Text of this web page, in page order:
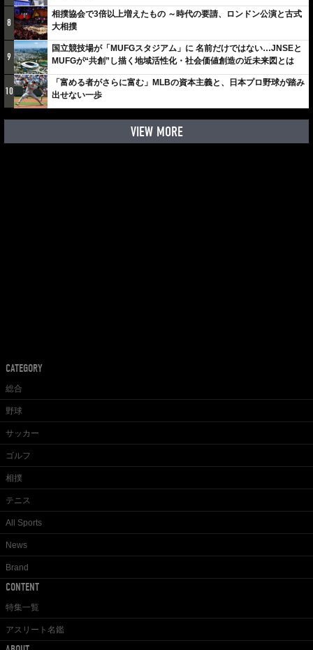
8
相撲協会で3倍以上増えたもの ～時代の要請、ロンドン公演と古式
大相撲
9
国立競技場が「MUFGスタジアム」に 名前だけではない…JNSEと
MUFGが“共創”し描く地域活性化・社会価値創造の近未来図とは
10
「富める者がさらに富む」MLBの資本主義と、日本プロ野球が踏み
出せない一歩
VIEW MORE
CATEGORY
総合
野球
サッカー
ゴルフ
相撲
テニス
All Sports
News
Brand
CONTENT
特集一覧
アスリート名鑑